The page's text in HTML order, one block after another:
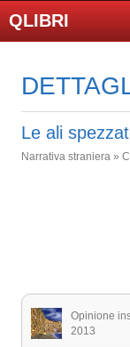
QLIBRI
Le ali
Narrativa straniera »
Opinione
2013